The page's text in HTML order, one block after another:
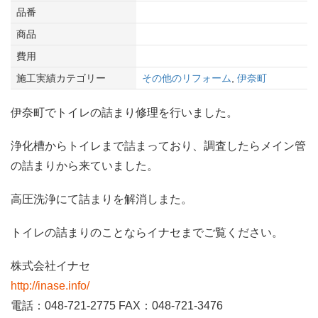
品番
商品
費用
施工実績カテゴリー
その他のリフォーム 伊奈町
伊奈町でトイレの詰まり修理を行いました。
浄化槽からトイレまで詰まっており、調査したらメイン管
の詰まりから来ていました。
高圧洗浄にて詰まりを解消しまた。
トイレの詰まりのことならイナセまでご覧ください。
株式会社イナセ
http://inase.info/
電話：048-721-2775 FAX：048-721-3476